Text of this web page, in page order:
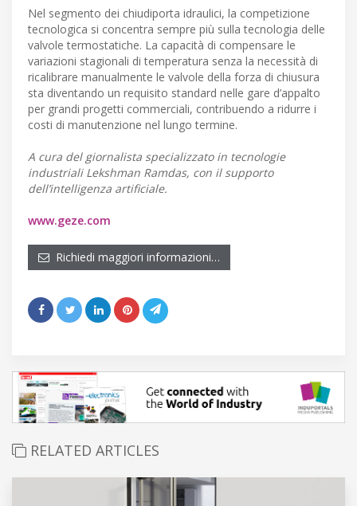
Nel segmento dei chiudiporta idraulici, la competizione
tecnologica si concentra sempre più sulla tecnologia delle
valvole termostatiche. La capacità di compensare le
variazioni stagionali di temperatura senza la necessità di
ricalibrare manualmente le valvole della forza di chiusura
sta diventando un requisito standard nelle gare d’appalto
per grandi progetti commerciali, contribuendo a ridurre i
costi di manutenzione nel lungo termine.
A cura del giornalista specializzato in tecnologie
industriali Lekshman Ramdas, con il supporto
dell’intelligenza artificiale.
www.geze.com
Richiedi maggiori informazioni…
RELATED ARTICLES